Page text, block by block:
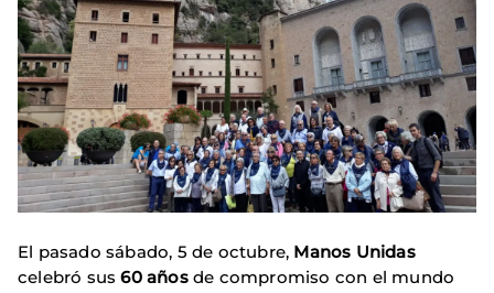
El pasado sábado, 5 de octubre, Manos Unidas
celebró sus60 añosde compromiso con el mundo